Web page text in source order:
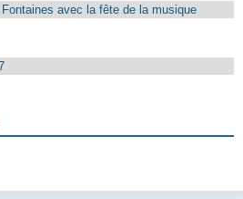
avec la fête de la musique